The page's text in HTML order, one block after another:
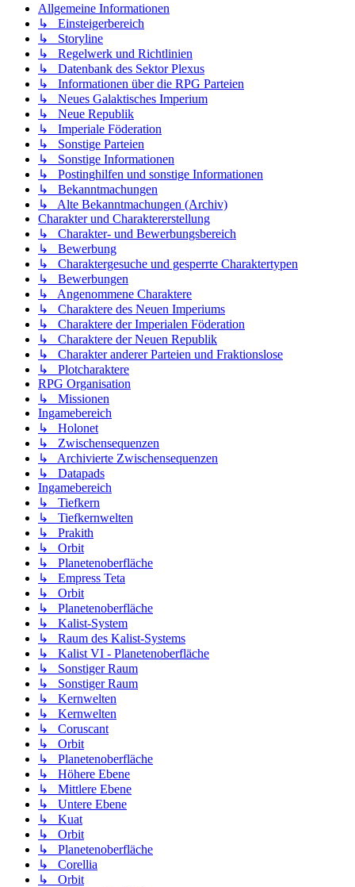
Allgemeine Informationen
↳ Einsteigerbereich
↳ Storyline
↳ Regelwerk und Richtlinien
↳ Datenbank des Sektor Plexus
↳ Informationen über die RPG Parteien
↳ Neues Galaktisches Imperium
↳ Neue Republik
↳ Imperiale Föderation
↳ Sonstige Parteien
↳ Sonstige Informationen
↳ Postinghilfen und sonstige Informationen
↳ Bekanntmachungen
↳ Alte Bekanntmachungen (Archiv)
Charakter und Charaktererstellung
↳ Charakter- und Bewerbungsbereich
↳ Bewerbung
↳ Charaktergesuche und gesperrte Charaktertypen
↳ Bewerbungen
↳ Angenommene Charaktere
↳ Charaktere des Neuen Imperiums
↳ Charaktere der Imperialen Föderation
↳ Charaktere der Neuen Republik
↳ Charakter anderer Parteien und Fraktionslose
↳ Plotcharaktere
RPG Organisation
↳ Missionen
Ingamebereich
↳ Holonet
↳ Zwischensequenzen
↳ Archivierte Zwischensequenzen
↳ Datapads
Ingamebereich
↳ Tiefkern
↳ Tiefkernwelten
↳ Prakith
↳ Orbit
↳ Planetenoberfläche
↳ Empress Teta
↳ Orbit
↳ Planetenoberfläche
↳ Kalist-System
↳ Raum des Kalist-Systems
↳ Kalist VI - Planetenoberfläche
↳ Sonstiger Raum
↳ Sonstiger Raum
↳ Kernwelten
↳ Kernwelten
↳ Coruscant
↳ Orbit
↳ Planetenoberfläche
↳ Höhere Ebene
↳ Mittlere Ebene
↳ Untere Ebene
↳ Kuat
↳ Orbit
↳ Planetenoberfläche
↳ Corellia
↳ Orbit